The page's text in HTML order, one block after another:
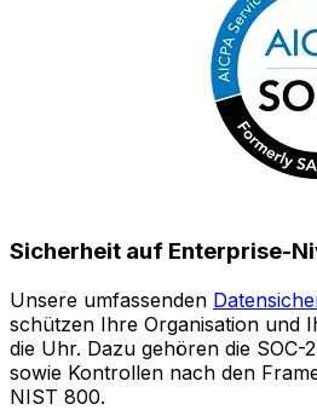
Sicherheit auf Enterprise-
Unsere umfassenden
schützen Ihre Organisation und
die Uhr. Dazu gehören die
sowie Kontrollen nach den
NIST 800.